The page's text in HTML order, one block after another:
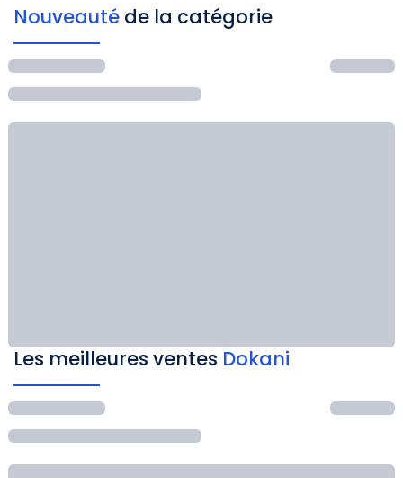
Nouveauté de la catégorie
Les meilleures ventes Dokani